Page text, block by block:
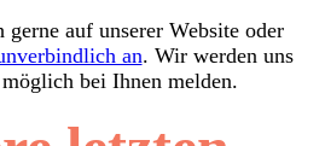
auf unserer Website oder
an. Wir werden uns
bei Ihnen melden.